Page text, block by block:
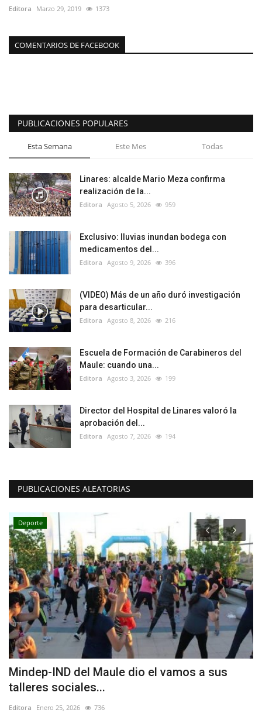
Editora Marzo 29, 2019 1373
COMENTARIOS DE FACEBOOK
PUBLICACIONES POPULARES
Esta Semana Este Mes Todas
Linares: alcalde Mario Meza confirma
realización de la...
Editora Agosto 5, 2026 959
Exclusivo: lluvias inundan bodega con
medicamentos del...
Editora Agosto 9, 2026 396
(VIDEO) Más de un año duró investigación
para desarticular...
Editora Agosto 8, 2026 216
Escuela de Formación de Carabineros del
Maule: cuando una...
Editora Agosto 3, 2026 199
Director del Hospital de Linares valoró la
aprobación del...
Editora Agosto 7, 2026 194
PUBLICACIONES ALEATORIAS
Deporte
Mindep-IND del Maule dio el vamos a sus
talleres sociales...
Editora Enero 25, 2026 736